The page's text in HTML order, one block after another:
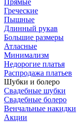
Прямые
Греческие
Пышные
Длинный рукав
Большие размеры
Атласные
Минимализм
Недорогие платья
Распродажа платьев
Шубки и болеро
Свадебные шубки
Свадебные болеро
Венчальные накидки
Акции